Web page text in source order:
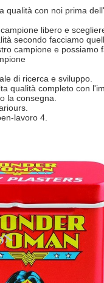
qualità con noi prima
libero e
secondo facciamo
campione e possiamo
di ricerca e sviluppo.
qualità completo con
la consegna.
lavoro 4.